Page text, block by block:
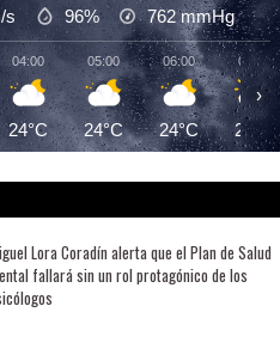
s 96% 762mmHg
04:00
24°C
05:00
24°C
06:00
24°C
07:00
24°C
›
Lora Coradín alerta que el Plan de Salud
fallará sin un rol protagónico de los